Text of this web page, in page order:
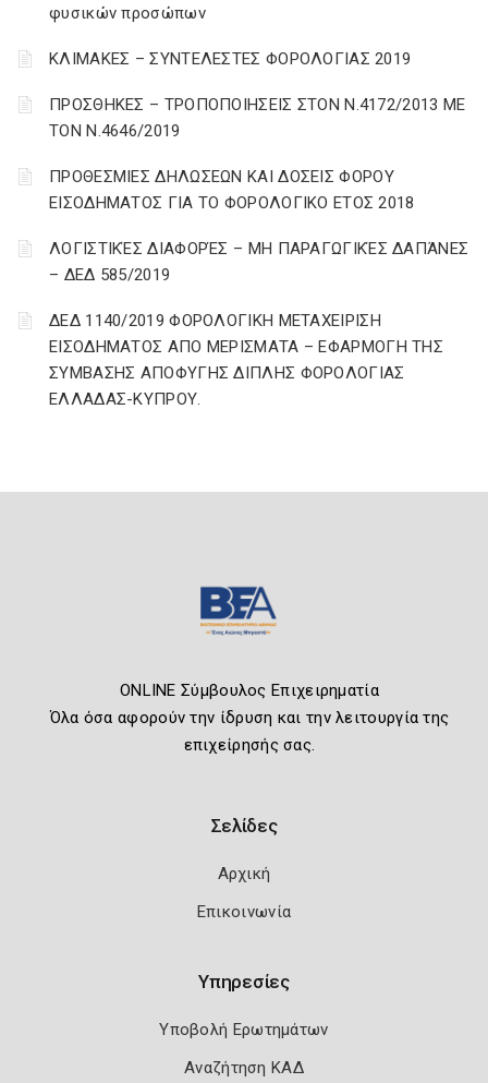
φυσικών προσώπων
ΚΛΙΜΑΚΕΣ – ΣΥΝΤΕΛΕΣΤΕΣ ΦΟΡΟΛΟΓΙΑΣ 2019
ΠΡΟΣΘΗΚΕΣ – ΤΡΟΠΟΠΟΙΗΣΕΙΣ ΣΤΟΝ Ν.4172/2013 ΜΕ
ΤΟΝ Ν.4646/2019
ΠΡΟΘΕΣΜΙΕΣ ΔΗΛΩΣΕΩΝ ΚΑΙ ΔΟΣΕΙΣ ΦΟΡΟΥ
ΕΙΣΟΔΗΜΑΤΟΣ ΓΙΑ ΤΟ ΦΟΡΟΛΟΓΙΚΟ ΕΤΟΣ 2018
ΛΟΓΙΣΤΙΚΈΣ ΔΙΑΦΟΡΈΣ – ΜΗ ΠΑΡΑΓΩΓΙΚΈΣ ΔΑΠΆΝΕΣ
– ΔΕΔ 585/2019
ΔΕΔ 1140/2019 ΦΟΡΟΛΟΓΙΚΗ ΜΕΤΑΧΕΙΡΙΣΗ
ΕΙΣΟΔΗΜΑΤΟΣ ΑΠΟ ΜΕΡΙΣΜΑΤΑ – ΕΦΑΡΜΟΓΗ ΤΗΣ
ΣΥΜΒΑΣΗΣ ΑΠΟΦΥΓΗΣ ΔΙΠΛΗΣ ΦΟΡΟΛΟΓΙΑΣ
ΕΛΛΑΔΑΣ-ΚΥΠΡΟΥ.
ONLINE Σύμβουλος Επιχειρηματία
Όλα όσα αφορούν την ίδρυση και την λειτουργία της
επιχείρησής σας.
Σελίδες
Αρχική
Επικοινωνία
Υπηρεσίες
Υποβολή Ερωτημάτων
Αναζήτηση ΚΑΔ